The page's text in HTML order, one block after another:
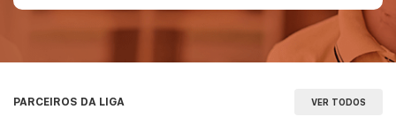
PARCEIROS DA LIGA VER TODOS